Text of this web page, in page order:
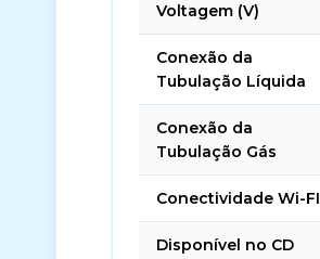
Voltagem (V)
Conexão da
Tubulação Líquida
Conexão da
Tubulação Gás
Conectividade Wi-FI
Disponível no CD